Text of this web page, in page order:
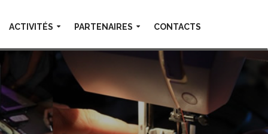
ACTIVITÉS PARTENAIRES CONTACTS